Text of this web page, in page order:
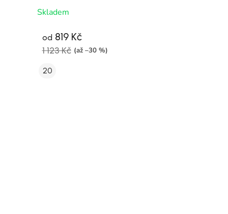
Skladem
od 819 Kč
1 123 Kč (až –30 %)
20